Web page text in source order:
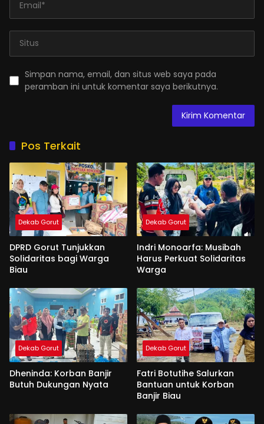
Simpan nama, email, dan situs web saya pada
peramban ini untuk komentar saya berikutnya.
Pos Terkait
Dekab Gorut
DPRD Gorut Tunjukkan
Solidaritas bagi Warga
Biau
Dekab Gorut
Indri Monoarfa: Musibah
Harus Perkuat Solidaritas
Warga
Dekab Gorut
Dheninda: Korban Banjir
Butuh Dukungan Nyata
Dekab Gorut
Fatri Botutihe Salurkan
Bantuan untuk Korban
Banjir Biau